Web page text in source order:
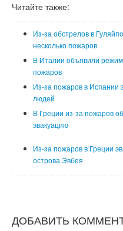
Читайте также:
Из-за обстрелов в
несколько пожаров
В Италии объявили
пожаров
Из-за пожаров в Испании
людей
В Греции из-за пожаров
эвакуацию
Из-за пожаров в Греции
острова Эвбея
ДОБАВИТЬ